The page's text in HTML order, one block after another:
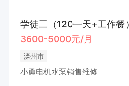
学徒工（120一天+工作餐）
3600-5000元/月
滦州市
小勇电机水泵销售维修